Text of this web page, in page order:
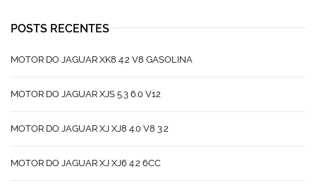
POSTS RECENTES
MOTOR DO JAGUAR XK8 4.2 V8 GASOLINA
MOTOR DO JAGUAR XJS 5.3 6.0 V12
MOTOR DO JAGUAR XJ XJ8 4.0 V8 3.2
MOTOR DO JAGUAR XJ XJ6 4.2 6CC